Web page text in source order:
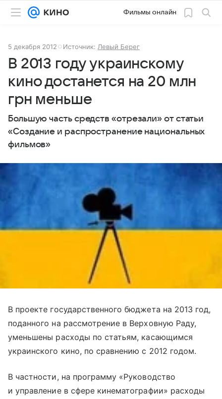
Фильмы онлайн
5 декабря 2012 Источник: Левый Берег
В 2013 году украинскому
кино достанется на 20 млн
грн меньше
Большую часть средств «отрезали» от статьи
«Создание и распространение национальных
фильмов»
В проекте государственного бюджета на 2013 год,
поданного на рассмотрение в Верховную Раду,
уменьшены расходы по статьям, касающимся
украинского кино, по сравнению с 2012 годом.
В частности, на программу «Руководство
и управление в сфере кинематографии» расходы